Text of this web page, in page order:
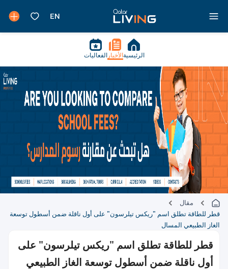
الرئيسية الأخبار الفعاليات
مقال
قطر للطاقة تطلق اسم "ريكس تيلرسون" على أول ناقلة ضمن أسطول توسعة
الغاز الطبيعي المسال
قطر للطاقة تطلق اسم "ريكس تيلرسون" على
أول ناقلة ضمن أسطول توسعة الغاز الطبيعي